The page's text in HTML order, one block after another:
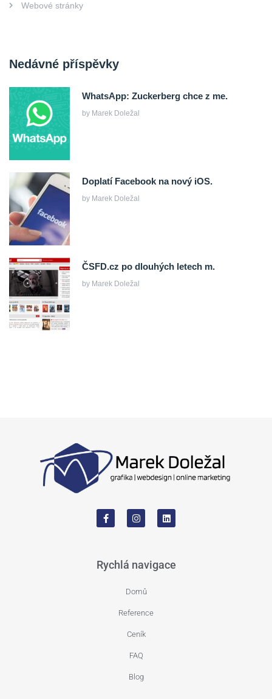
Webové stránky
Nedávné příspěvky
WhatsApp: Zuckerberg chce z me.
by Marek Doležal
Doplatí Facebook na nový iOS.
by Marek Doležal
ČSFD.cz po dlouhých letech m.
by Marek Doležal
Rychlá navigace
Domů
Reference
Ceník
FAQ
Blog